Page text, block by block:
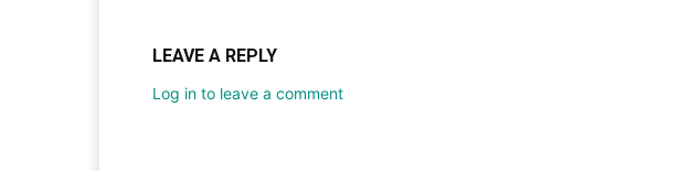
LEAVE A REPLY
Log in to leave a comment